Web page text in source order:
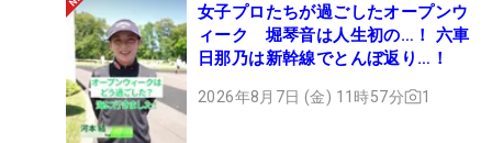
女子プロたちが過ごしたオープンウ
ィーク 堀琴音は人生初の…！ 六車
日那乃は新幹線でとんぼ返り…！
2026年8月7日 (金) 11時57分 1